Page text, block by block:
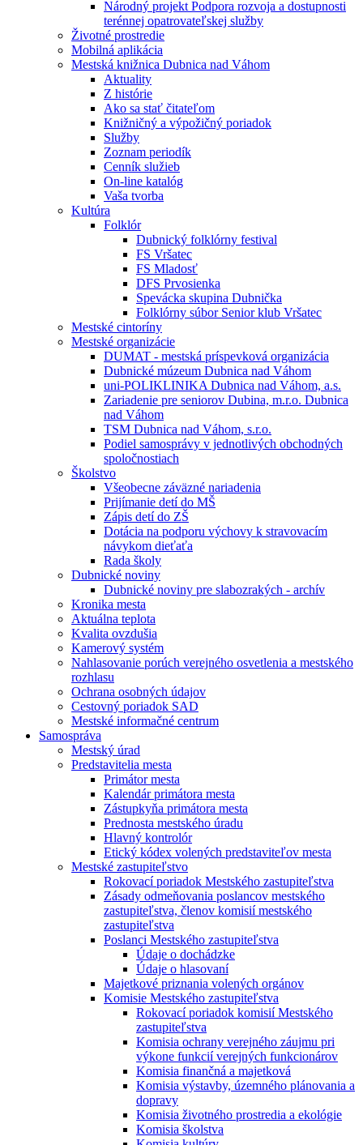
Národný projekt Podpora rozvoja a dostupnosti
terénnej opatrovateľskej služby
Životné prostredie
Mobilná aplikácia
Mestská knižnica Dubnica nad Váhom
Aktuality
Z histórie
Ako sa stať čitateľom
Knižničný a výpožičný poriadok
Služby
Zoznam periodík
Cenník služieb
On-line katalóg
Vaša tvorba
Kultúra
Folklór
Dubnický folklórny festival
FS Vršatec
FS Mladosť
DFS Prvosienka
Spevácka skupina Dubnička
Folklórny súbor Senior klub Vršatec
Mestské cintoríny
Mestské organizácie
DUMAT - mestská príspevková organizácia
Dubnické múzeum Dubnica nad Váhom
uni-POLIKLINIKA Dubnica nad Váhom, a.s.
Zariadenie pre seniorov Dubina, m.r.o. Dubnica
nad Váhom
TSM Dubnica nad Váhom, s.r.o.
Podiel samosprávy v jednotlivých obchodných
spoločnostiach
Školstvo
Všeobecne záväzné nariadenia
Prijímanie detí do MŠ
Zápis detí do ZŠ
Dotácia na podporu výchovy k stravovacím
návykom dieťaťa
Rada školy
Dubnické noviny
Dubnické noviny pre slabozrakých - archív
Kronika mesta
Aktuálna teplota
Kvalita ovzdušia
Kamerový systém
Nahlasovanie porúch verejného osvetlenia a mestského
rozhlasu
Ochrana osobných údajov
Cestovný poriadok SAD
Mestské informačné centrum
Samospráva
Mestský úrad
Predstavitelia mesta
Primátor mesta
Kalendár primátora mesta
Zástupkyňa primátora mesta
Prednosta mestského úradu
Hlavný kontrolór
Etický kódex volených predstaviteľov mesta
Mestské zastupiteľstvo
Rokovací poriadok Mestského zastupiteľstva
Zásady odmeňovania poslancov mestského
zastupiteľstva, členov komisií mestského
zastupiteľstva
Poslanci Mestského zastupiteľstva
Údaje o dochádzke
Údaje o hlasovaní
Majetkové priznania volených orgánov
Komisie Mestského zastupiteľstva
Rokovací poriadok komisií Mestského
zastupiteľstva
Komisia ochrany verejného záujmu pri
výkone funkcií verejných funkcionárov
Komisia finančná a majetková
Komisia výstavby, územného plánovania a
dopravy
Komisia životného prostredia a ekológie
Komisia školstva